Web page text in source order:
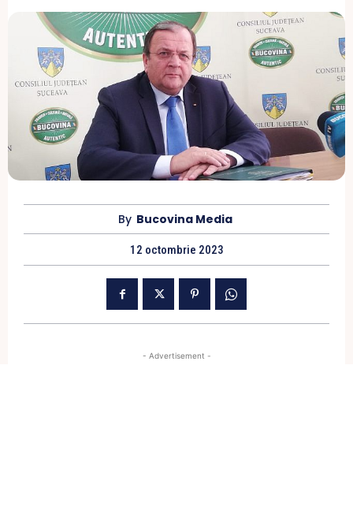
By Bucovina Media
12 octombrie 2023
- Advertisement -